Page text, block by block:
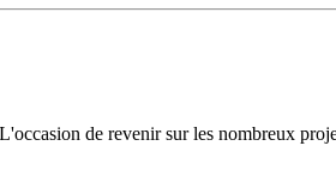
de revenir sur les nombreux